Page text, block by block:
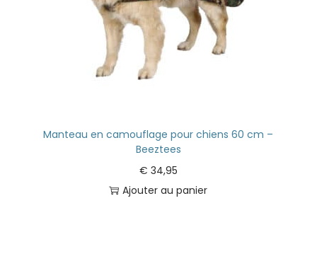
Manteau en camouflage pour chiens 60 cm –
Beeztees
€ 34,95
Ajouter au panier